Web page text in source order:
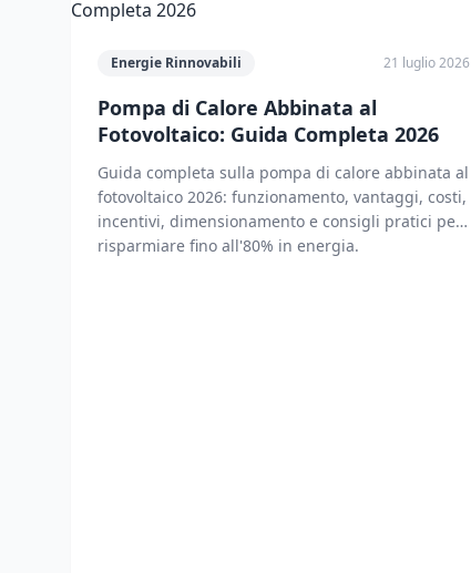
Energie Rinnovabili 21 luglio 2026
Pompa di Calore Abbinata al
Fotovoltaico: Guida Completa 2026
Guida completa sulla pompa di calore abbinata al
fotovoltaico 2026: funzionamento, vantaggi, costi,
incentivi, dimensionamento e consigli pratici per
risparmiare fino all'80% in energia.